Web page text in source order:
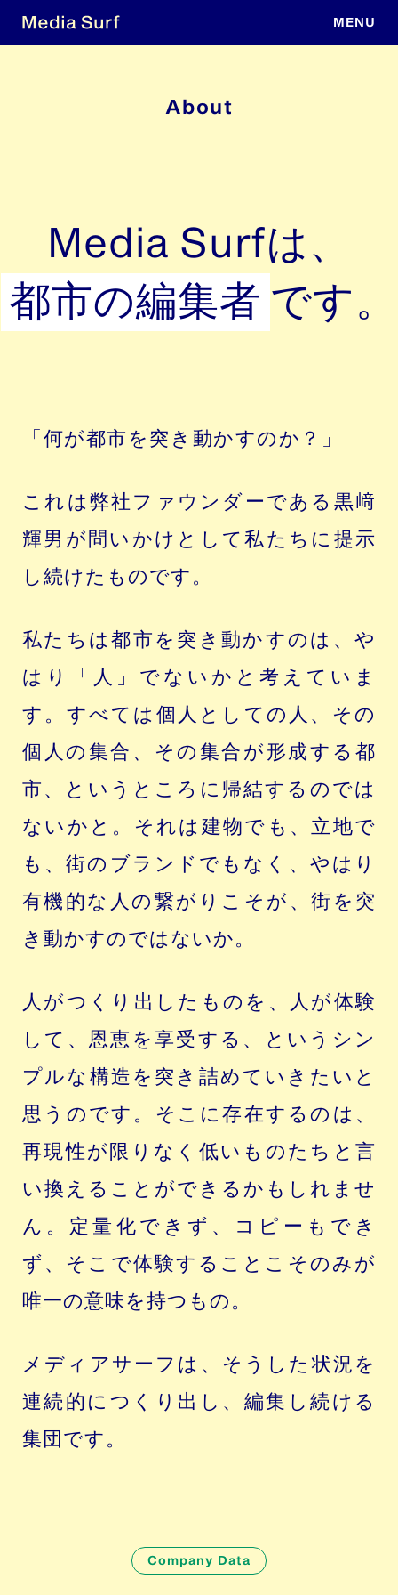
About
Media Surfは、
都市の編集者 です。
「何が都市を突き動かすのか？」
これは弊社ファウンダーである黒﨑
輝男が問いかけとして私たちに提示
し続けたものです。
私たちは都市を突き動かすのは、や
はり「人」でないかと考えていま
す。すべては個人としての人、その
個人の集合、その集合が形成する都
市、というところに帰結するのでは
ないかと。それは建物でも、立地で
も、街のブランドでもなく、やはり
有機的な人の繋がりこそが、街を突
き動かすのではないか。
人がつくり出したものを、人が体験
して、恩恵を享受する、というシン
プルな構造を突き詰めていきたいと
思うのです。そこに存在するのは、
再現性が限りなく低いものたちと言
い換えることができるかもしれませ
ん。定量化できず、コピーもでき
ず、そこで体験することこそのみが
唯一の意味を持つもの。
メディアサーフは、そうした状況を
連続的につくり出し、編集し続ける
集団です。
Company Data